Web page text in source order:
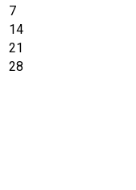
7
14
21
28